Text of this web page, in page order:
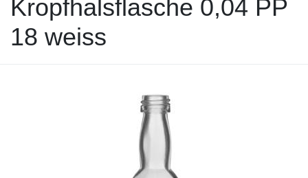
Kropfhalsflasche 0,04 PP
18 weiss